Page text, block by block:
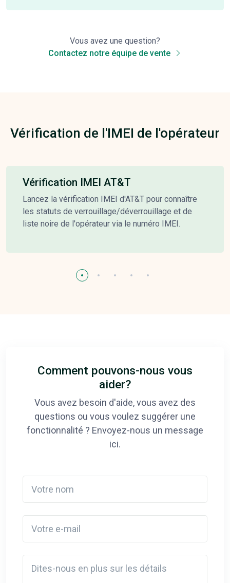
Vous avez une question?
Contactez notre équipe de vente
Vérification de l'IMEI de l'opérateur
Vérification IMEI AT&T
Lancez la vérification IMEI d'AT&T pour connaître
les statuts de verrouillage/déverrouillage et de
liste noire de l'opérateur via le numéro IMEI.
Comment pouvons-nous vous
aider?
Vous avez besoin d'aide, vous avez des
questions ou vous voulez suggérer une
fonctionnalité ? Envoyez-nous un message
ici.